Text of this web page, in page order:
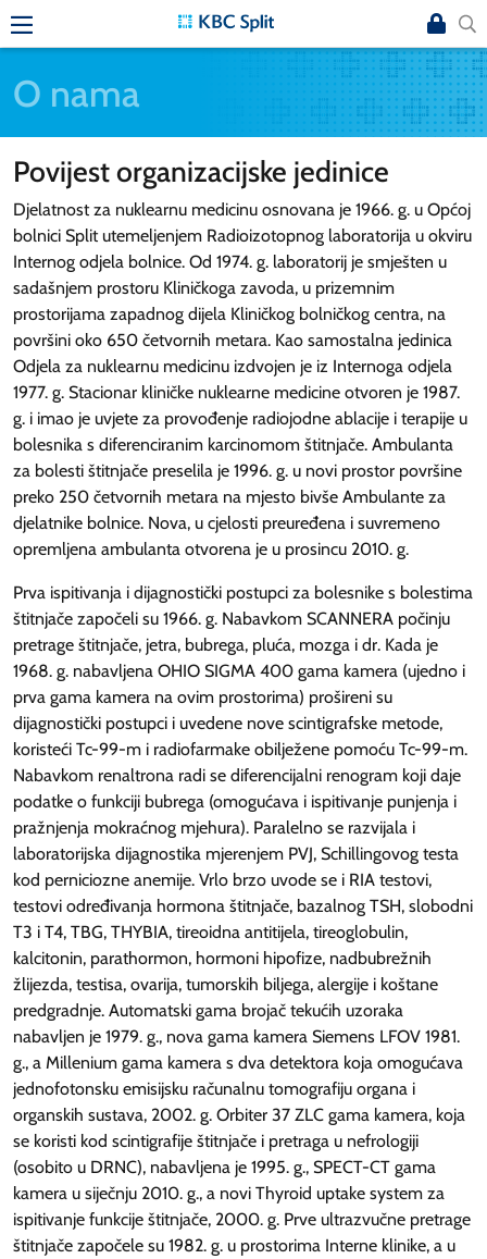
O nama
Povijest organizacijske jedinice
Djelatnost za nuklearnu medicinu osnovana je 1966. g. u Općoj
bolnici Split utemeljenjem Radioizotopnog laboratorija u okviru
Internog odjela bolnice. Od 1974. g. laboratorij je smješten u
sadašnjem prostoru Kliničkoga zavoda, u prizemnim
prostorijama zapadnog dijela Kliničkog bolničkog centra, na
površini oko 650 četvornih metara. Kao samostalna jedinica
Odjela za nuklearnu medicinu izdvojen je iz Internoga odjela
1977. g. Stacionar kliničke nuklearne medicine otvoren je 1987.
g. i imao je uvjete za provođenje radiojodne ablacije i terapije u
bolesnika s diferenciranim karcinomom štitnjače. Ambulanta
za bolesti štitnjače preselila je 1996. g. u novi prostor površine
preko 250 četvornih metara na mjesto bivše Ambulante za
djelatnike bolnice. Nova, u cjelosti preuređena i suvremeno
opremljena ambulanta otvorena je u prosincu 2010. g.
Prva ispitivanja i dijagnostički postupci za bolesnike s bolestima
štitnjače započeli su 1966. g. Nabavkom SCANNERA počinju
pretrage štitnjače, jetra, bubrega, pluća, mozga i dr. Kada je
1968. g. nabavljena OHIO SIGMA 400 gama kamera (ujedno i
prva gama kamera na ovim prostorima) prošireni su
dijagnostički postupci i uvedene nove scintigrafske metode,
koristeći Tc-99-m i radiofarmake obilježene pomoću Tc-99-m.
Nabavkom renaltrona radi se diferencijalni renogram koji daje
podatke o funkciji bubrega (omogućava i ispitivanje punjenja i
pražnjenja mokraćnog mjehura). Paralelno se razvijala i
laboratorijska dijagnostika mjerenjem PVJ, Schillingovog testa
kod perniciozne anemije. Vrlo brzo uvode se i RIA testovi,
testovi određivanja hormona štitnjače, bazalnog TSH, slobodni
T3 i T4, TBG, THYBIA, tireoidna antitijela, tireoglobulin,
kalcitonin, parathormon, hormoni hipofize, nadbubrežnih
žlijezda, testisa, ovarija, tumorskih biljega, alergije i koštane
predgradnje. Automatski gama brojač tekućih uzoraka
nabavljen je 1979. g., nova gama kamera Siemens LFOV 1981.
g., a Millenium gama kamera s dva detektora koja omogućava
jednofotonsku emisijsku računalnu tomografiju organa i
organskih sustava, 2002. g. Orbiter 37 ZLC gama kamera, koja
se koristi kod scintigrafije štitnjače i pretraga u nefrologiji
(osobito u DRNC), nabavljena je 1995. g., SPECT-CT gama
kamera u siječnju 2010. g., a novi Thyroid uptake system za
ispitivanje funkcije štitnjače, 2000. g. Prve ultrazvučne pretrage
štitnjače započele su 1982. g. u prostorima Interne klinike, a u